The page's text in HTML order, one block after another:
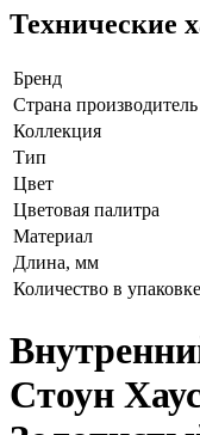
Технические
Бренд
Страна производитель
Коллекция
Тип
Цвет
Цветовая палитра
Материал
Длина, мм
Количество в
Стоун